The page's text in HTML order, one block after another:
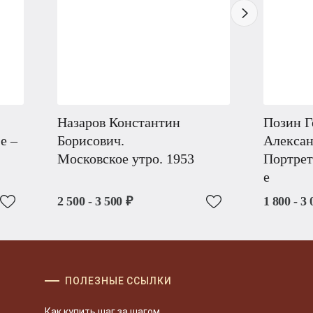
–
Назаров Константин
Борисович.
Московское утро. 1953
2 500 - 3 500 ₽
Позин
е
1 800 - 3
ПОЛЕЗНЫЕ ССЫЛКИ